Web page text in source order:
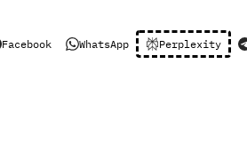
Facebook WhatsApp Perplexity